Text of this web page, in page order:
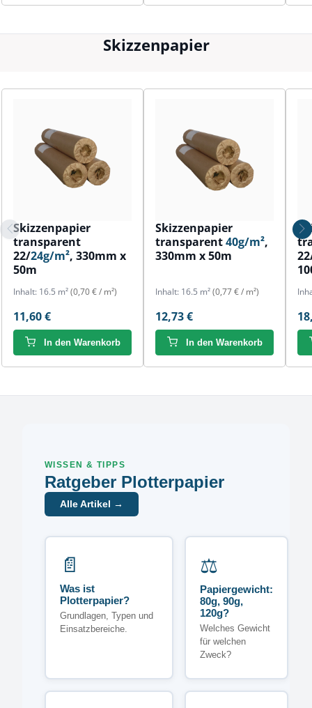
Skizzenpapier
Skizzenpapier
transparent
22/24g/m², 330mm x
50m
Inhalt: 16.5 m²(0,70 € / m²)
11,60 €
In den Warenkorb
Skizzenpapier
transparent40g/m²,
330mm x 50m
Inhalt: 16.5 m²(0,77 € / m²)
12,73 €
In den Warenkorb
WISSEN & TIPPS
Ratgeber Plotterpapier
Alle Artikel →
📄
Was ist
Plotterpapier?
Grundlagen, Typen und
Einsatzbereiche.
⚖️
Papiergewicht:
80g, 90g,
120g?
Welches Gewicht
für welchen
Zweck?